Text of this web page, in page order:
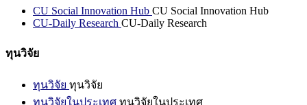
CU Social Innovation Hub CU Social Innovation Hub
CU-Daily Research CU-Daily Research
ทุนวิจัย
ทุนวิจัย ทุนวิจัย
ทุนวิจัยในประเทศ ทุนวิจัยในประเทศ